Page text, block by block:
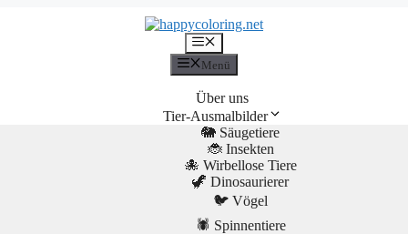
Menü
Über uns
Tier-Ausmalbilder
🐘 Säugetiere
🐞 Insekten
🐙 Wirbellose Tiere
🦖 Dinosaurierer
🐦 Vögel
🕷️ Spinnentiere